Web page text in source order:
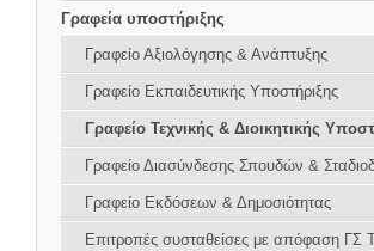
Γραφεία υποστήριξης
Γραφείο Αξιολόγησης & Ανάπτυξης
Γραφείο Εκπαιδευτικής Υποστήριξης
Γραφείο Τεχνικής & Διοικητικής
Γραφείο Διασύνδεσης Σπουδών &
Γραφείο Εκδόσεων & Δημοσιότητας
Επιτροπές συσταθείσες με απόφαση ΓΣ